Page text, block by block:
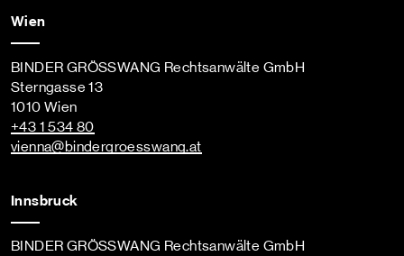
Wien
BINDER GRÖSSWANG Rechtsanwälte GmbH
Sterngasse 13
1010 Wien
+43 1 534 80
vienna@bindergroesswang.at
Innsbruck
BINDER GRÖSSWANG Rechtsanwälte GmbH